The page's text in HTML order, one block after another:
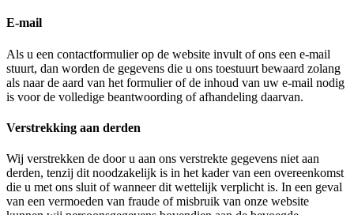
E-mail
Als u een contactformulier op de website invult of ons een e-mail
stuurt, dan worden de gegevens die u ons toestuurt bewaard zolang
als naar de aard van het formulier of de inhoud van uw e-mail nodig
is voor de volledige beantwoording of afhandeling daarvan.
Verstrekking aan derden
Wij verstrekken de door u aan ons verstrekte gegevens niet aan
derden, tenzij dit noodzakelijk is in het kader van een overeenkomst
die u met ons sluit of wanneer dit wettelijk verplicht is. In een geval
van een vermoeden van fraude of misbruik van onze website